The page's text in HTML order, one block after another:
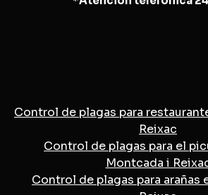
Control de plagas para
Reixac
Control de plagas para el
Montcada i
Control de plagas para arañas